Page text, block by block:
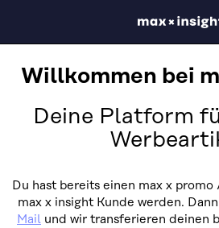
Willkommen bei
Deine Platform
Du hast bereits einen max x
max x insight Kunde werden.
Mail und wir transferieren deinen